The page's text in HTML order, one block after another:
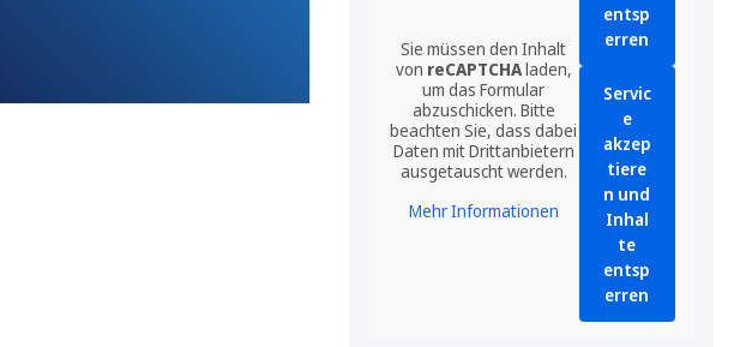
Sie müssen den Inhalt
von reCAPTCHAladen,
um das Formular
abzuschicken. Bitte
beachten Sie, dass dabei
Daten mit Drittanbietern
ausgetauscht werden.
Mehr Informationen
entsp
erren
Servic
e
akzep
tiere
n und
Inhal
te
entsp
erren